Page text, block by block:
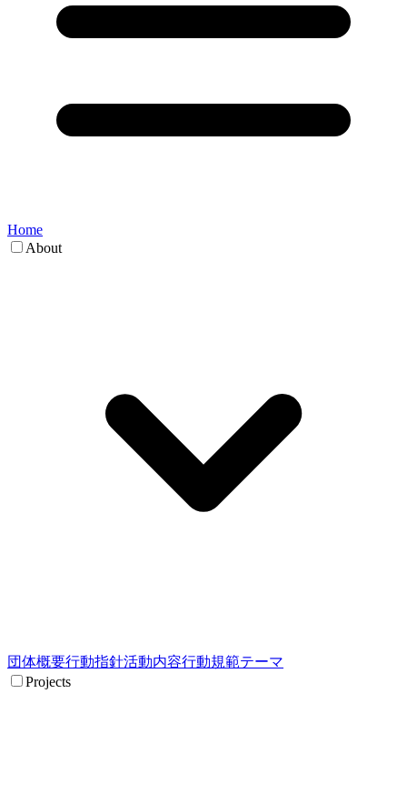
Home
About
団体概要行動指針活動内容行動規範テーマ
Projects